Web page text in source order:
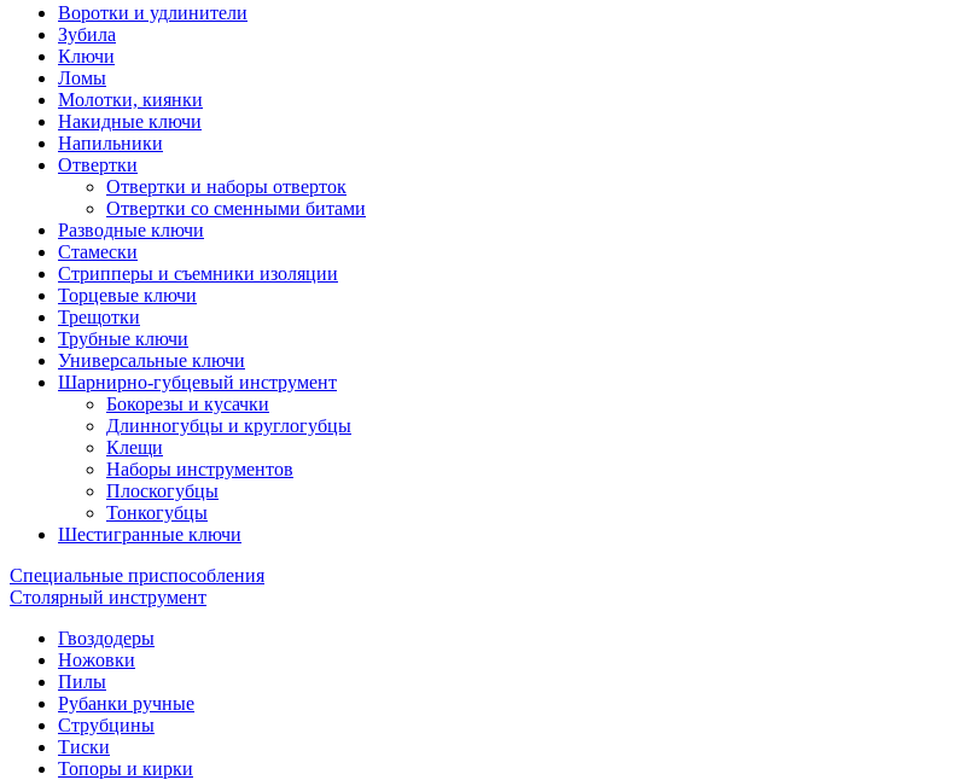
Воротки и удлинители
Зубила
Ключи
Ломы
Молотки, киянки
Накидные ключи
Напильники
Отвертки
Отвертки и наборы отверток
Отвертки со сменными битами
Разводные ключи
Стамески
Стрипперы и съемники изоляции
Торцевые ключи
Трещотки
Трубные ключи
Универсальные ключи
Шарнирно-губцевый инструмент
Бокорезы и кусачки
Длинногубцы и круглогубцы
Клещи
Наборы инструментов
Плоскогубцы
Тонкогубцы
Шестигранные ключи
Специальные приспособления
Столярный инструмент
Гвоздодеры
Ножовки
Пилы
Рубанки ручные
Струбцины
Тиски
Топоры и кирки